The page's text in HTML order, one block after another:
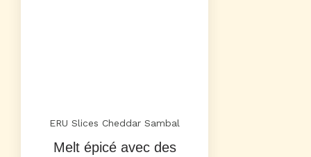
ERU Slices Cheddar Sambal
Melt épicé avec des